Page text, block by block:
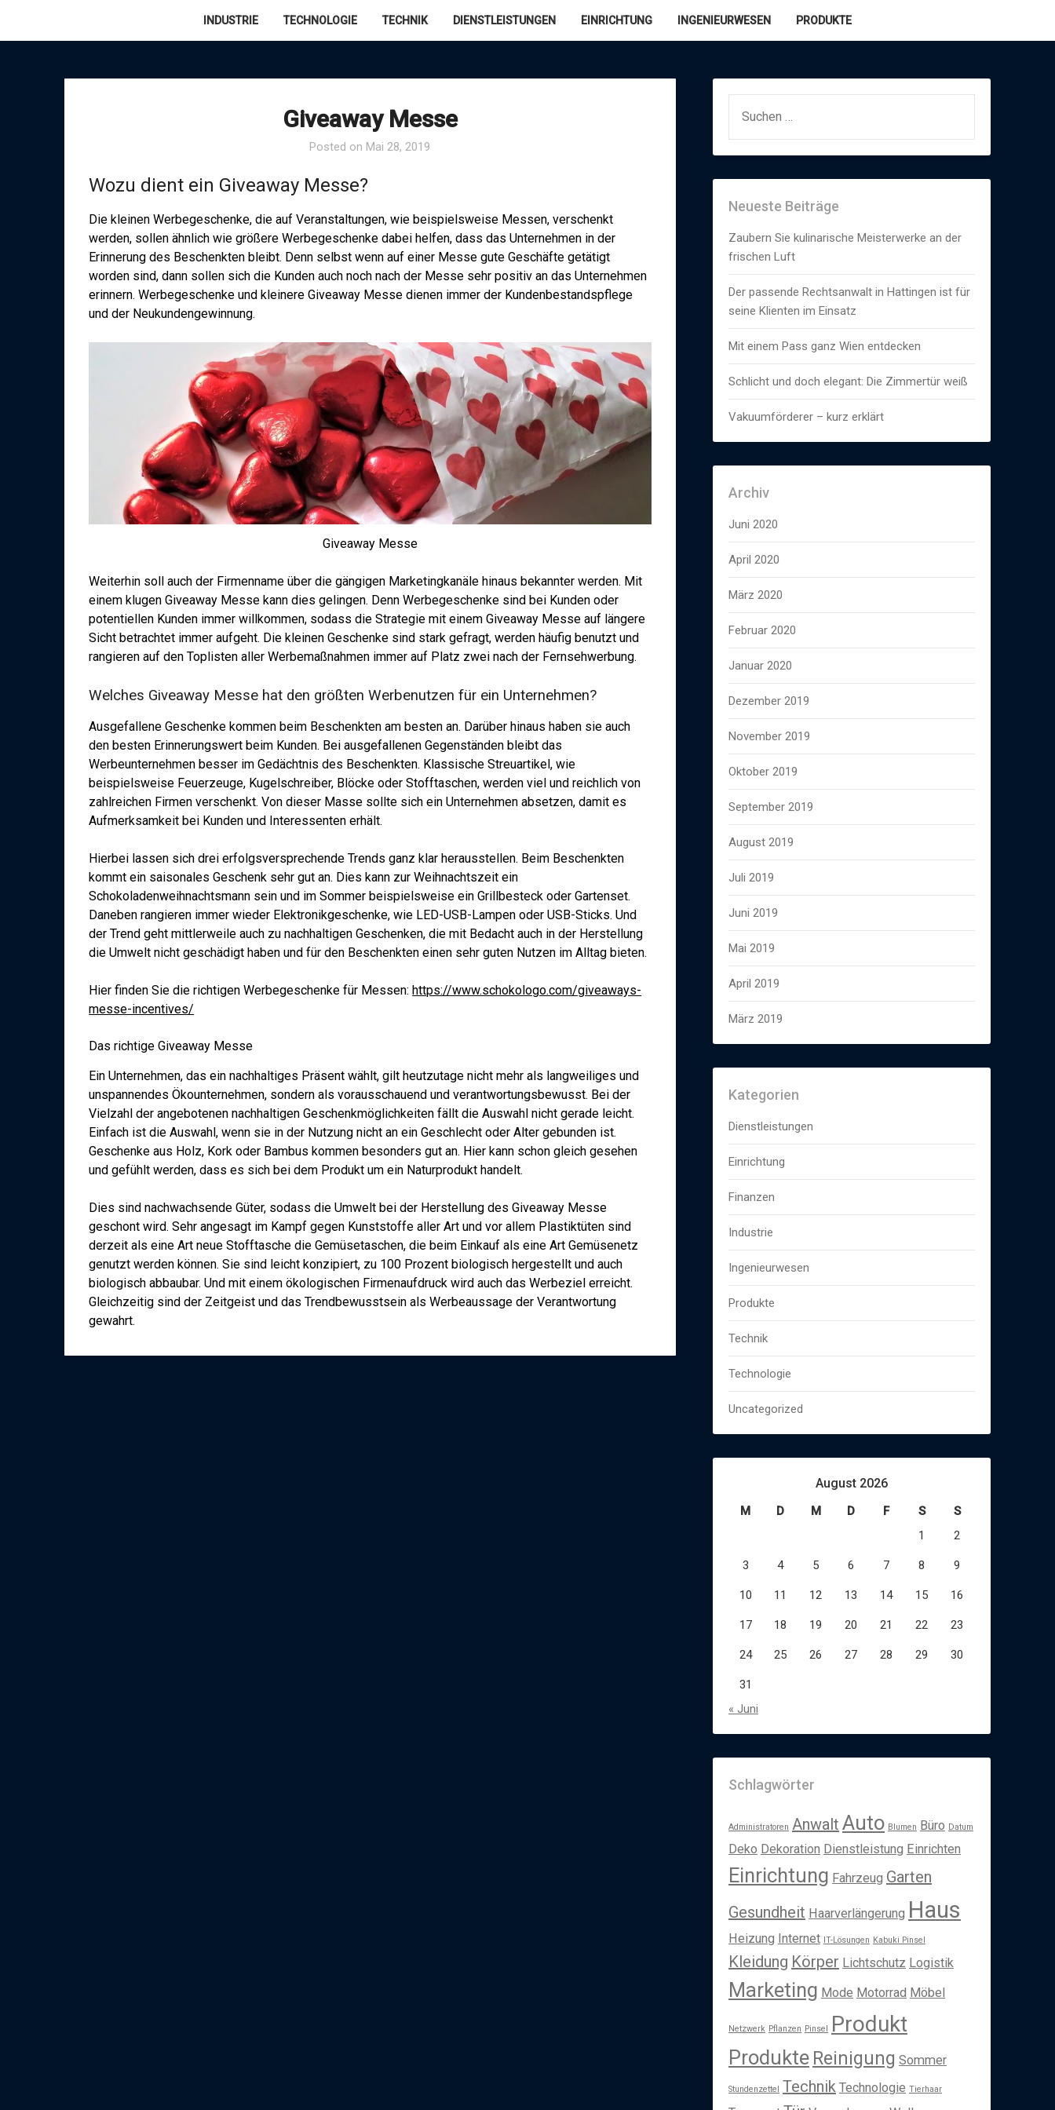
INDUSTRIE TECHNOLOGIE TECHNIK DIENSTLEISTUNGEN EINRICHTUNG INGENIEURWESEN PRODUKTE
Giveaway Messe
Posted on Mai 28, 2019
Wozu dient ein Giveaway Messe?
Die kleinen Werbegeschenke, die auf Veranstaltungen, wie beispielsweise Messen, verschenkt
werden, sollen ähnlich wie größere Werbegeschenke dabei helfen, dass das Unternehmen in der
Erinnerung des Beschenkten bleibt. Denn selbst wenn auf einer Messe gute Geschäfte getätigt
worden sind, dann sollen sich die Kunden auch noch nach der Messe sehr positiv an das Unternehmen
erinnern. Werbegeschenke und kleinere Giveaway Messe dienen immer der Kundenbestandspflege
und der Neukundengewinnung.
Giveaway Messe
Weiterhin soll auch der Firmenname über die gängigen Marketingkanäle hinaus bekannter werden. Mit
einem klugen Giveaway Messe kann dies gelingen. Denn Werbegeschenke sind bei Kunden oder
potentiellen Kunden immer willkommen, sodass die Strategie mit einem Giveaway Messe auf längere
Sicht betrachtet immer aufgeht. Die kleinen Geschenke sind stark gefragt, werden häufig benutzt und
rangieren auf den Toplisten aller Werbemaßnahmen immer auf Platz zwei nach der Fernsehwerbung.
Welches Giveaway Messe hat den größten Werbenutzen für ein Unternehmen?
Ausgefallene Geschenke kommen beim Beschenkten am besten an. Darüber hinaus haben sie auch
den besten Erinnerungswert beim Kunden. Bei ausgefallenen Gegenständen bleibt das
Werbeunternehmen besser im Gedächtnis des Beschenkten. Klassische Streuartikel, wie
beispielsweise Feuerzeuge, Kugelschreiber, Blöcke oder Stofftaschen, werden viel und reichlich von
zahlreichen Firmen verschenkt. Von dieser Masse sollte sich ein Unternehmen absetzen, damit es
Aufmerksamkeit bei Kunden und Interessenten erhält.
Hierbei lassen sich drei erfolgsversprechende Trends ganz klar herausstellen. Beim Beschenkten
kommt ein saisonales Geschenk sehr gut an. Dies kann zur Weihnachtszeit ein
Schokoladenweihnachtsmann sein und im Sommer beispielsweise ein Grillbesteck oder Gartenset.
Daneben rangieren immer wieder Elektronikgeschenke, wie LED-USB-Lampen oder USB-Sticks. Und
der Trend geht mittlerweile auch zu nachhaltigen Geschenken, die mit Bedacht auch in der Herstellung
die Umwelt nicht geschädigt haben und für den Beschenkten einen sehr guten Nutzen im Alltag bieten.
Hier finden Sie die richtigen Werbegeschenke für Messen: https://www.schokologo.com/giveaways-
messe-incentives/
Das richtige Giveaway Messe
Ein Unternehmen, das ein nachhaltiges Präsent wählt, gilt heutzutage nicht mehr als langweiliges und
unspannendes Ökounternehmen, sondern als vorausschauend und verantwortungsbewusst. Bei der
Vielzahl der angebotenen nachhaltigen Geschenkmöglichkeiten fällt die Auswahl nicht gerade leicht.
Einfach ist die Auswahl, wenn sie in der Nutzung nicht an ein Geschlecht oder Alter gebunden ist.
Geschenke aus Holz, Kork oder Bambus kommen besonders gut an. Hier kann schon gleich gesehen
und gefühlt werden, dass es sich bei dem Produkt um ein Naturprodukt handelt.
Dies sind nachwachsende Güter, sodass die Umwelt bei der Herstellung des Giveaway Messe
geschont wird. Sehr angesagt im Kampf gegen Kunststoffe aller Art und vor allem Plastiktüten sind
derzeit als eine Art neue Stofftasche die Gemüsetaschen, die beim Einkauf als eine Art Gemüsenetz
genutzt werden können. Sie sind leicht konzipiert, zu 100 Prozent biologisch hergestellt und auch
biologisch abbaubar. Und mit einem ökologischen Firmenaufdruck wird auch das Werbeziel erreicht.
Gleichzeitig sind der Zeitgeist und das Trendbewusstsein als Werbeaussage der Verantwortung
gewahrt.
NACH:
Neueste Beiträge
Zaubern Sie kulinarische Meisterwerke an der
frischen Luft
Der passende Rechtsanwalt in Hattingen ist für
seine Klienten im Einsatz
Mit einem Pass ganz Wien entdecken
Schlicht und doch elegant: Die Zimmertür weiß
Vakuumförderer – kurz erklärt
Archiv
Juni 2020
April 2020
März 2020
Februar 2020
Januar 2020
Dezember 2019
November 2019
Oktober 2019
September 2019
August 2019
Juli 2019
Juni 2019
Mai 2019
April 2019
März 2019
Kategorien
Dienstleistungen
Einrichtung
Finanzen
Industrie
Ingenieurwesen
Produkte
Technik
Technologie
Uncategorized
August 2026
M D M D F S
S
1
2
3 4 5 6 7 8 9
10 11 12 13 14 15 16
17 18 19 20 21 22 23
24 25 26 27 28 29 30
31
« Juni
Schlagwörter
Administratoren Anwalt Auto Blumen Büro Datum
Deko Dekoration Dienstleistung Einrichten
Einrichtung Fahrzeug Garten
Gesundheit Haarverlängerung Haus
Heizung Internet IT-Lösungen Kabuki Pinsel
Kleidung Körper Lichtschutz Logistik
Marketing Mode Motorrad Möbel
Netzwerk Pflanzen Pinsel Produkt
Produkte Reinigung Sommer
Stundenzettel Technik Technologie Tierhaar